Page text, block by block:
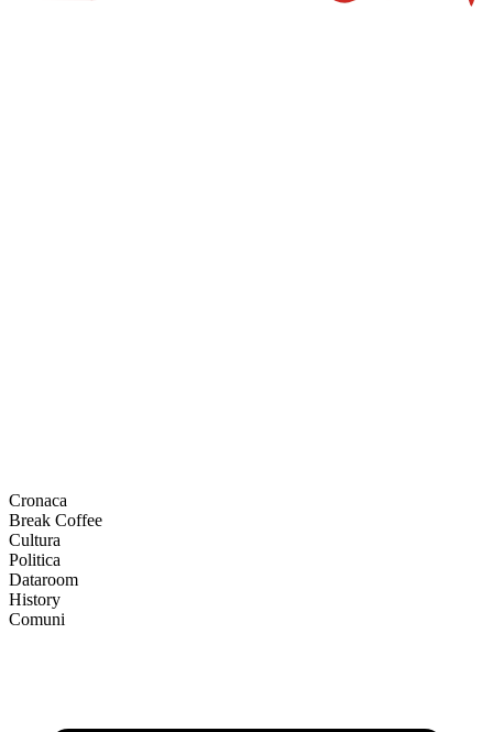
Cronaca
Break Coffee
Cultura
Politica
Dataroom
History
Comuni